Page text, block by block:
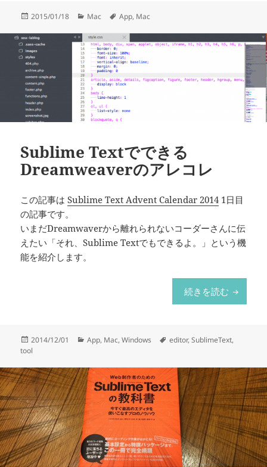
投
日:
2015/01/18
カ
ゴ
リ
ー
Mac
タ
App, Mac
Sublime Textでできる
Dreamweaverのアレコレ
この記事はSublime Text Advent Calendar 20141日目
の記事です。
いまだDreamwaverから離れられないコーダーさんに伝
えたい「それ、Sublime Textでもできるよ。」という機
能を紹介します。
続きを読む
投
稿
2014/12/01
カ
リ
ー
App, Mac,Windows
タ
editor,SublimeText,
tool